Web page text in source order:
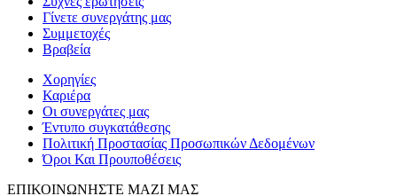
Γίνετε συνεργάτης μας
Συμμετοχές
Βραβεία
Χορηγίες
Καριέρα
Οι συνεργάτες μας
Έντυπο συγκατάθεσης
Πολιτική Προστασίας Προσωπικών Δεδομένων
Όροι Και Προυποθέσεις
ΕΠΙΚΟΙΝΩΝΗΣΤΕ ΜΑΖΙ ΜΑΣ